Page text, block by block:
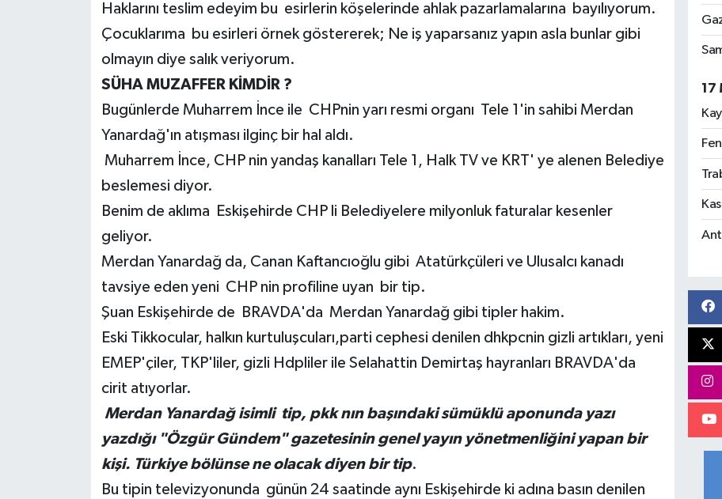
Haklarını teslim edeyim bu esirlerin köşelerinde ahlak pazarlamalarına bayılıyorum.
Çocuklarıma bu esirleri örnek göstererek; Ne iş yaparsanız yapın asla bunlar gibi
olmayın diye salık veriyorum.
SÜHA MUZAFFER KİMDİR ?
Bugünlerde Muharrem İnce ile CHPnin yarı resmi organı Tele 1'in sahibi Merdan
Yanardağ'ın atışması ilginç bir hal aldı.
Muharrem İnce, CHP nin yandaş kanalları Tele 1, Halk TV ve KRT' ye alenen Belediye
beslemesi diyor.
Benim de aklıma Eskişehirde CHP li Belediyelere milyonluk faturalar kesenler
geliyor.
Merdan Yanardağ da, Canan Kaftancıoğlu gibi Atatürkçüleri ve Ulusalcı kanadı
tavsiye eden yeni CHP nin profiline uyan bir tip.
Şuan Eskişehirde de BRAVDA'da Merdan Yanardağ gibi tipler hakim.
Eski Tikkocular, halkın kurtuluşcuları,parti cephesi denilen dhkpcnin gizli artıkları, yeni
EMEP'çiler, TKP'liler, gizli Hdpliler ile Selahattin Demirtaş hayranları BRAVDA'da
cirit atıyorlar.
Merdan Yanardağ isimli tip, pkk nın başındaki sümüklü aponunda yazı
yazdığı "Özgür Gündem" gazetesinin genel yayın yönetmenliğini yapan bir
kişi. Türkiye bölünse ne olacak diyen bir tip.
Bu tipin televizyonunda günün 24 saatinde aynı Eskişehirde ki adına basın denilen
17